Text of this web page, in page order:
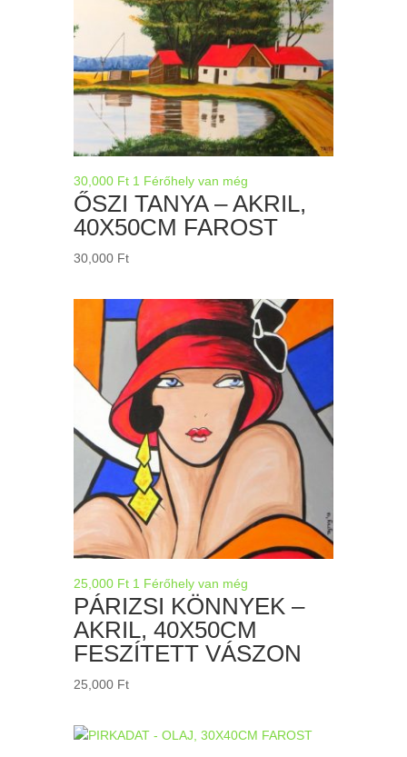
30,000 Ft 1 Férőhely van még
ŐSZI TANYA – AKRIL,
40X50CM FAROST
30,000 Ft
25,000 Ft 1 Férőhely van még
PÁRIZSI KÖNNYEK –
AKRIL, 40X50CM
FESZÍTETT VÁSZON
25,000 Ft